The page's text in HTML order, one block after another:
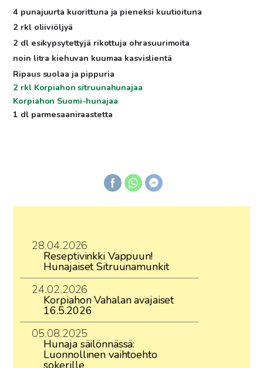
4 punajuurta kuorittuna ja pieneksi kuutioituna
2 rkl oliiviöljyä
2 dl esikypsytettyjä rikottuja ohrasuurimoita
noin litra kiehuvan kuumaa kasvislientä
Ripaus suolaa ja pippuria
2 rkl Korpiahon sitruunahunajaa
Korpiahon Suomi-hunajaa
1 dl parmesaaniraastetta
28.04.2026
Reseptivinkki Vappuun!
Hunajaiset Sitruunamunkit
24.02.2026
Korpiahon Vahalan avajaiset
16.5.2026
05.08.2025
Hunaja säilönnässä:
Luonnollinen vaihtoehto
sokerille